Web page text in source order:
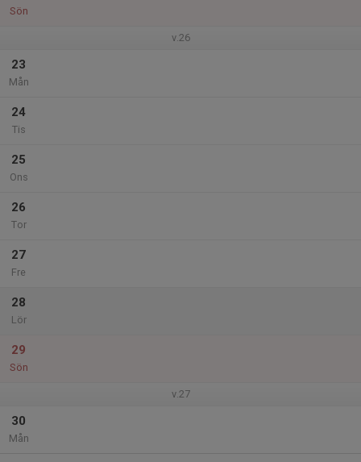
Sön
v.26
23
Mån
24
Tis
25
Ons
26
Tor
27
Fre
28
Lör
29
Sön
v.27
30
Mån